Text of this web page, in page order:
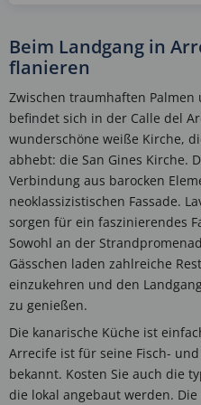
Beim Landgang in
flanieren
Zwischen traumhaften Palmen
befindet sich in der Calle del
wunderschöne weiße Kirche,
abhebt: die San Gines Kirche.
Verbindung aus barocken
neoklassizistischen Fassade.
sorgen für ein faszinierendes
Sowohl an der
Gässchen laden zahlreiche
einzukehren und den
zu genießen.
Die kanarische Küche ist
Arrecife ist für seine Fisch-
bekannt. Kosten Sie auch die
die lokal angebaut werden.